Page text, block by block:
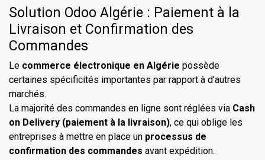
Solution Odoo Algérie : Paiement à la
Livraison et Confirmation des
Commandes
Le commerce électronique en Algérie possède
certaines spécificités importantes par rapport à d’autres
marchés.
La majorité des commandes en ligne sont réglées via Cash
on Delivery (paiement à la livraison), ce qui oblige les
entreprises à mettre en place un processus de
confirmation des commandes avant expédition.